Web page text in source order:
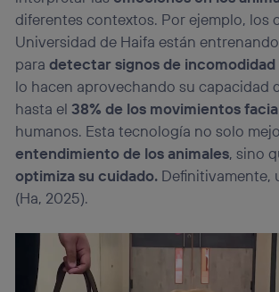
diferentes contextos. Por ejemplo, los
Universidad de Haifa están
paradetectar signos de incomodidad
lo hacen aprovechando su capacidad
hasta el38% de los movimientos
humanos. Esta tecnología no solo
entendimiento de los animales, sino
optimiza su cuidado. Definitivamente,
(Ha, 2025).
Si utilizasdatos móviles , el marketing
personalizado, ya que se basará
navegación del usuario del móvil.
Puedes gestionar los consentimientos Utiq
“Administrar Utiq” en la parte inferior de
visitando el portal de privacidad de Utiq
(“consenthub”). Para más información,
la política de privacidad de Utiq